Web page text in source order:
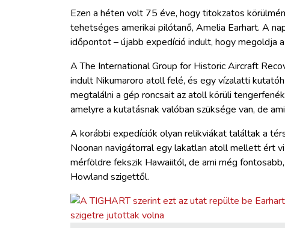
REGISZTRÁCIÓ
Ezen a héten volt 75 éve, hogy titokzatos
tehetséges amerikai pilótanő, Amelia Earhart. A
időpontot – újabb expedíció indult, hogy megoldja
A The International Group for Historic Aircraft
indult Nikumaroro atoll felé, és egy vízalatti
megtalálni a gép roncsait az atoll körüli
amelyre a kutatásnak valóban szüksége van, de
A korábbi expedíciók olyan relikviákat találtak a
Noonan navigátorral egy lakatlan atoll mellett ért
mérföldre fekszik Hawaiitól, de ami még
Howland szigettől.